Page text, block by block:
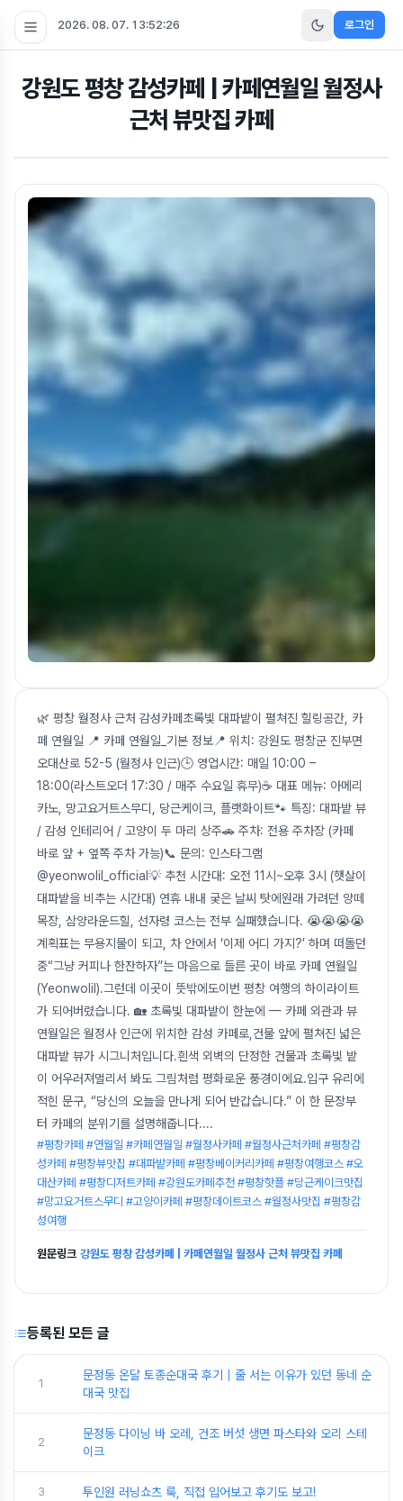
2026. 08. 07. 13:52:27 로그인
강원도 평창 감성카페 | 카페연월일 월정사
근처 뷰맛집 카페
🌿 평창 월정사 근처 감성카페초록빛 대파밭이 펼쳐진 힐링공간, 카
페 연월일 📍 카페 연월일_기본 정보📍 위치: 강원도 평창군 진부면
오대산로 52-5 (월정사 인근)🕒 영업시간: 매일 10:00 –
18:00(라스트오더 17:30 / 매주 수요일 휴무)☕ 대표 메뉴: 아메리
카노, 망고요거트스무디, 당근케이크, 플랫화이트🐾 특징: 대파밭 뷰
/ 감성 인테리어 / 고양이 두 마리 상주🚗 주차: 전용 주차장 (카페
바로 앞 + 옆쪽 주차 가능)📞 문의: 인스타그램
@yeonwolil_official💡 추천 시간대: 오전 11시~오후 3시 (햇살이
대파밭을 비추는 시간대) 연휴 내내 궂은 날씨 탓에원래 가려던 양떼
목장, 삼양라운드힐, 선자령 코스는 전부 실패했습니다. 😭😭😭😭
계획표는 무용지물이 되고, 차 안에서 ‘이제 어디 가지?’ 하며 떠돌던
중“그냥 커피나 한잔하자”는 마음으로 들른 곳이 바로 카페 연월일
(Yeonwolil).그런데 이곳이 뜻밖에도이번 평창 여행의 하이라이트
가 되어버렸습니다. 🏡 초록빛 대파밭이 한눈에 — 카페 외관과 뷰
연월일은 월정사 인근에 위치한 감성 카페로,건물 앞에 펼쳐진 넓은
대파밭 뷰가 시그니처입니다.흰색 외벽의 단정한 건물과 초록빛 밭
이 어우러져멀리서 봐도 그림처럼 평화로운 풍경이에요.입구 유리에
적힌 문구, “당신의 오늘을 만나게 되어 반갑습니다.” 이 한 문장부
터 카페의 분위기를 설명해줍니다....
#평창카페 #연월일 #카페연월일 #월정사카페 #월정사근처카페 #평창감
성카페 #평창뷰맛집 #대파밭카페 #평창베이커리카페 #평창여행코스 #오
대산카페 #평창디저트카페 #강원도카페추천 #평창핫플 #당근케이크맛집
#망고요거트스무디 #고양이카페 #평창데이트코스 #월정사맛집 #평창감
성여행
원문링크 강원도 평창 감성카페 | 카페연월일 월정사 근처 뷰맛집 카페
등록된 모든 글
1
문정동 온달 토종순대국 후기｜줄 서는 이유가 있던 동네 순
대국 맛집
2
문정동 다이닝 바 오레, 건조 버섯 생면 파스타와 오리 스테
이크
3 투인원 러닝쇼츠 룩, 직접 입어보고 후기도 보고!